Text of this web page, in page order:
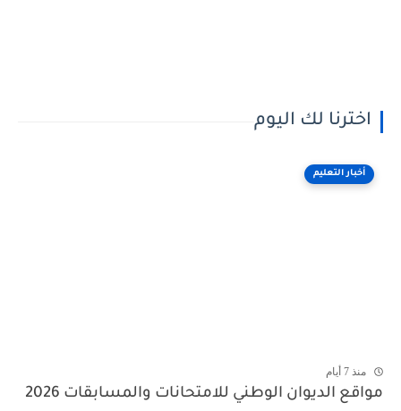
اخترنا لك اليوم
أخبار التعليم
منذ 7 أيام
مواقع الديوان الوطني للامتحانات والمسابقات 2026